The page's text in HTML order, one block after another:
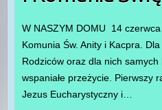
W NASZYM DOMU 14
Komunia Św. Anity i Kacpra.
Rodziców oraz dla nich samych
wspaniałe przeżycie. Pierwszy
Jezus Eucharystyczny i…